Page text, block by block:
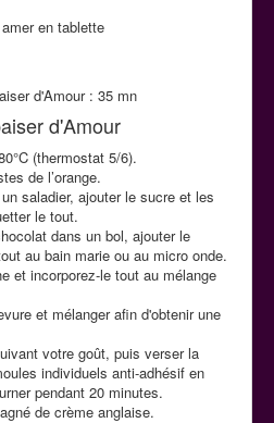
en tablette
d'Amour : 35 mn
d'Amour
(thermostat 5/6).
de l’orange.
saladier, ajouter le sucre et les
le tout.
dans un bol, ajouter le
au bain marie ou au micro onde.
et incorporez-le tout au mélange
et mélanger afin d'obtenir une
votre goût, puis verser la
individuels anti-adhésif en
pendant 20 minutes.
de crème anglaise.